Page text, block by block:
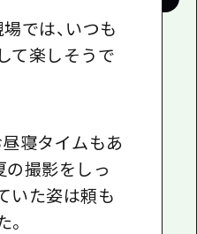
では、いつも
て楽しそうで
寝タイムもあ
の撮影をしっ
いた姿は頼も